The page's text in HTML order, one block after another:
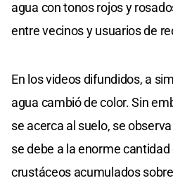
agua con tonos rojos y
entre vecinos y usuarios de
En los videos difundidos, a
agua cambió de color. Sin
se acerca al suelo, se
se debe a la enorme
crustáceos acumulados